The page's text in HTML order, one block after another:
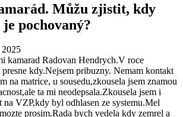
Můžu zjistit, kdy
pochovaný?
2025
kamarad Radovan Hendrych.V roce
kdy.Nejsem pribuzny. Nemam kontakt
na matrice, u sousedu,zkousela jsem znamou
ta mi neodepsala.Zkousela jsem i
na VZP,kdy byl odhlasen ze systemu.Mel
prosim.Rada bych vedela kdy zemrel a